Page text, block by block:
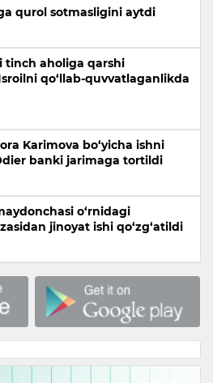
qurol sotmasligini aytdi
tinch aholiga qarshi
qo‘llab-quvvatlaganlikda
Karimova bo‘yicha ishni
banki jarimaga tortildi
o‘rnidagi
jinoyat ishi qo‘zg‘atildi